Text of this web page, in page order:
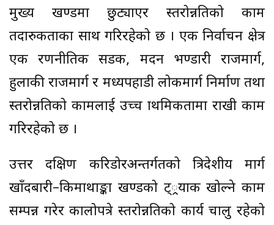
मुख्य खण्डमा छुट्याएर स्तरोन्नतिको काम
तदारुकताका साथ गरिरहेको छ । एक निर्वाचन क्षेत्र
एक रणनीतिक सडक, मदन भण्डारी राजमार्ग,
हुलाकी राजमार्ग र मध्यपहाडी लोकमार्ग निर्माण तथा
स्तरोन्नतिको कामलाई उच्च प्राथमिकतामा राखी काम
गरिरहेको छ ।
उत्तर दक्षिण करिडोरअन्तर्गतको त्रिदेशीय मार्ग
खाँदबारी–किमाथाङ्का खण्डको ट््रयाक खोल्ने काम
सम्पन्न गरेर कालोपत्रे स्तरोन्नतिको कार्य चालु रहेको